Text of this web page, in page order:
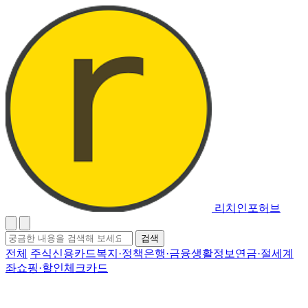
리치인포허브
검
색
어
검색
전체 주식신용카드복지·정책은행·금융생활정보 연금·절세계
좌쇼핑·할인체크카드